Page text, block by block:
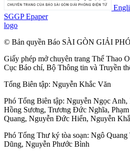
SGGP Epaper
logo
© Bản quyền Báo SÀI GÒN GIẢI
Giấy phép mở chuyên trang Thể Thao
Cục Báo chí, Bộ Thông tin và Truyền
Tổng Biên tập: Nguyễn Khắc Văn
Phó Tổng Biên tập: Nguyễn Ngọc Anh,
Hồng Sương, Trương Đức Nghĩa,
Quang, Nguyễn Đức Hiển, Nguyễn
Phó Tổng Thư ký tòa soạn: Ngô Quang
Dũng, Nguyễn Phước Bình